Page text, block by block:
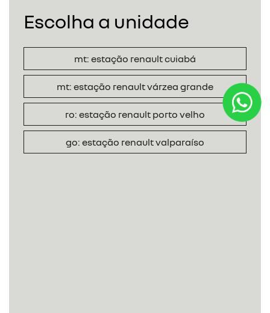
Escolha a unidade
mt: estação renault cuiabá
mt: estação renault várzea grande
ro: estação renault porto velho
go: estação renault valparaíso